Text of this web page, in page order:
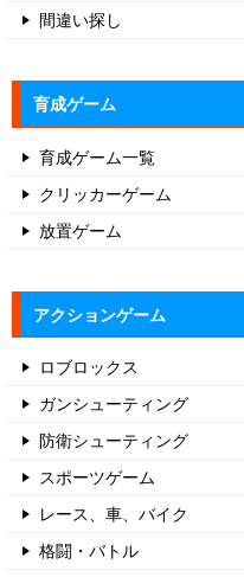
間違い探し
育成ゲーム
育成ゲーム一覧
クリッカーゲーム
放置ゲーム
アクションゲーム
ロブロックス
ガンシューティング
防衛シューティング
スポーツゲーム
レース、車、バイク
格闘・バトル